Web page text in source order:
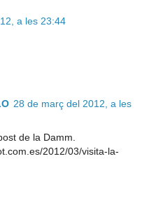
a les 23:44
28 de març del 2012, a les
de la Damm.
2012/03/visita-la-